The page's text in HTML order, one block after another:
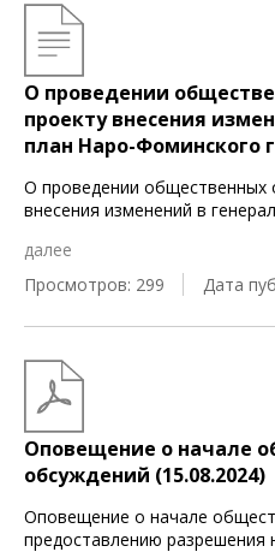
О проведении
проекту внесения
план Наро-Фоминского
О проведении общественных
внесения изменений в
далее
Просмотров: 299
Дата
Оповещение о начале
обсуждений (15.08.2024)
Оповещение о начале
предоставлению разрешения